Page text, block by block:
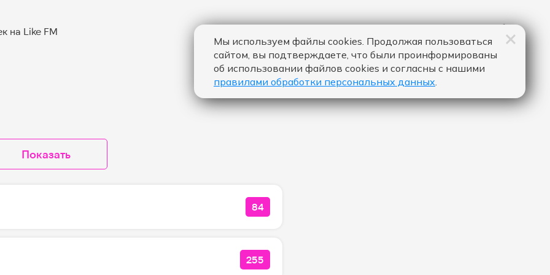
Показать
КОЛИЧЕСТВО ЛАЙКОВ ЗА "ABRACADABRA - LADY GAGA":
84
КОЛИЧЕСТВО ЛАЙКОВ ЗА "ВКЛЮЧИ МУЗЫКУ - FILATOV &
255
Мы используем файлы cookies. Продолжая пользоваться
сайтом, вы подтверждаете, что были проинформированы
об использовании файлов cookies и согласны с нашими
правилами обработки персональных данных.